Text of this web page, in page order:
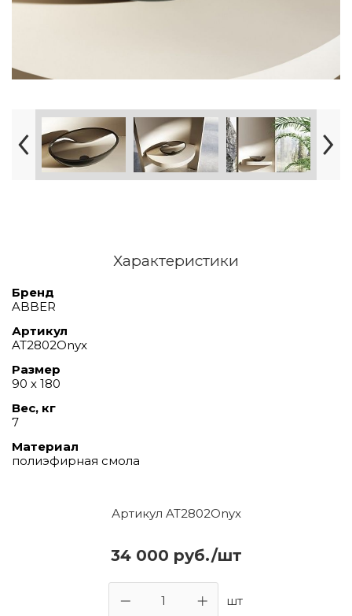
Артикул AT2802Onyx
34 000 руб./шт
шт
Характеристики
Бренд
ABBER
Артикул
AT2802Onyx
Размер
90 х 180
Вес, кг
7
Материал
полиэфирная смола